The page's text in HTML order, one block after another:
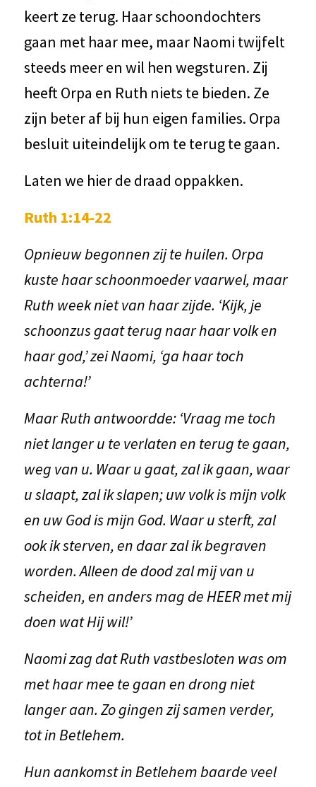
keert ze terug. Haar schoondochters
gaan met haar mee, maar Naomi twijfelt
steeds meer en wil hen wegsturen. Zij
heeft Orpa en Ruth niets te bieden. Ze
zijn beter af bij hun eigen families. Orpa
besluit uiteindelijk om te terug te gaan.
Laten we hier de draad oppakken.
Ruth 1:14-22
Opnieuw begonnen zij te huilen. Orpa
kuste haar schoonmoeder vaarwel, maar
Ruth week niet van haar zijde. ‘Kijk, je
schoonzus gaat terug naar haar volk en
haar god,’ zei Naomi, ‘ga haar toch
achterna!’
Maar Ruth antwoordde: ‘Vraag me toch
niet langer u te verlaten en terug te gaan,
weg van u. Waar u gaat, zal ik gaan, waar
u slaapt, zal ik slapen; uw volk is mijn volk
en uw God is mijn God. Waar u sterft, zal
ook ik sterven, en daar zal ik begraven
worden. Alleen de dood zal mij van u
scheiden, en anders mag de HEER met mij
doen wat Hij wil!’
Naomi zag dat Ruth vastbesloten was om
met haar mee te gaan en drong niet
langer aan. Zo gingen zij samen verder,
tot in Betlehem.
Hun aankomst in Betlehem baarde veel